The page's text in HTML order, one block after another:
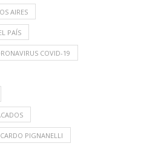
AIRES
PAÍS
COVID-19
PIGNANELLI